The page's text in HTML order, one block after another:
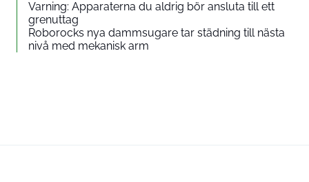
Varning: Apparaterna du aldrig bör ansluta till ett
grenuttag
Roborocks nya dammsugare tar städning till nästa
nivå med mekanisk arm